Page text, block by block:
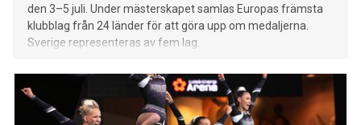
den 3–5 juli. Under mästerskapet samlas Europas främsta
klubblag från 24 länder för att göra upp om medaljerna.
Sverige representeras av fem lag.